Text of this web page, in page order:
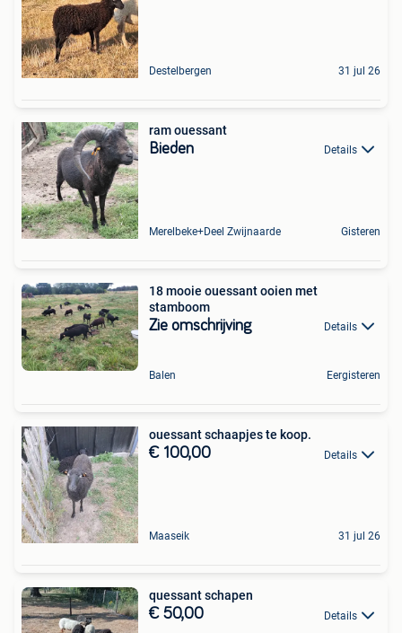
Destelbergen 31 jul 26
ram ouessant
Bieden Details
Merelbeke+Deel Zwijnaarde Gisteren
18 mooie ouessant ooien met
stamboom
Zie omschrijving Details
Balen Eergisteren
ouessant schaapjes te koop.
€ 100,00 Details
Maaseik 31 jul 26
quessant schapen
€ 50,00 Details